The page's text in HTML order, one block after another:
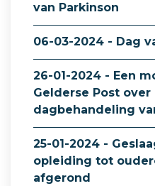
van Parkinson
06-03-2024 - Dag
26-01-2024 - Een
Gelderse Post
dagbehandeling
25-01-2024 -
opleiding tot
afgerond